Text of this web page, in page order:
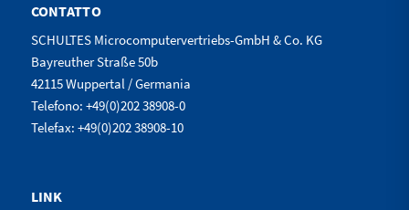
CONTATTO
SCHULTES Microcomputervertriebs-GmbH & Co. KG
Bayreuther Straße 50b
42115 Wuppertal / Germania
Telefono: +49(0)202 38908-0
Telefax: +49(0)202 38908-10
LINK